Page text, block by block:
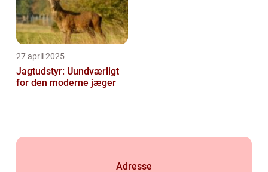
27 april 2025
Jagtudstyr: Uundværligt
for den moderne jæger
Adresse